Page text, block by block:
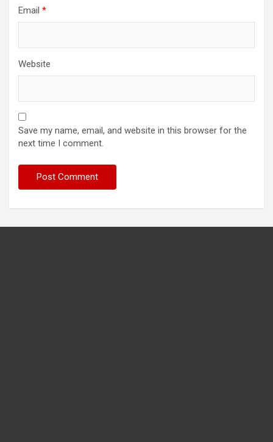
Email *
Website
Save my name, email, and website in this browser for the
next time I comment.